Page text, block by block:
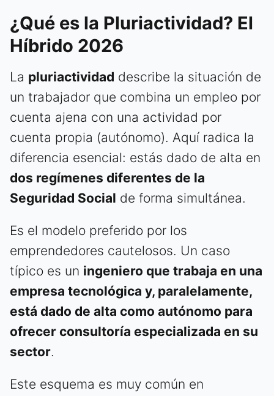
¿Qué es la Pluriactividad? El
Híbrido 2026
La pluriactividad describe la situación de
un trabajador que combina un empleo por
cuenta ajena con una actividad por
cuenta propia (autónomo). Aquí radica la
diferencia esencial: estás dado de alta en
dos regímenes diferentes de la
Seguridad Social de forma simultánea.
Es el modelo preferido por los
emprendedores cautelosos. Un caso
típico es un ingeniero que trabaja en una
empresa tecnológica y, paralelamente,
está dado de alta como autónomo para
ofrecer consultoría especializada en su
sector.
Este esquema es muy común en